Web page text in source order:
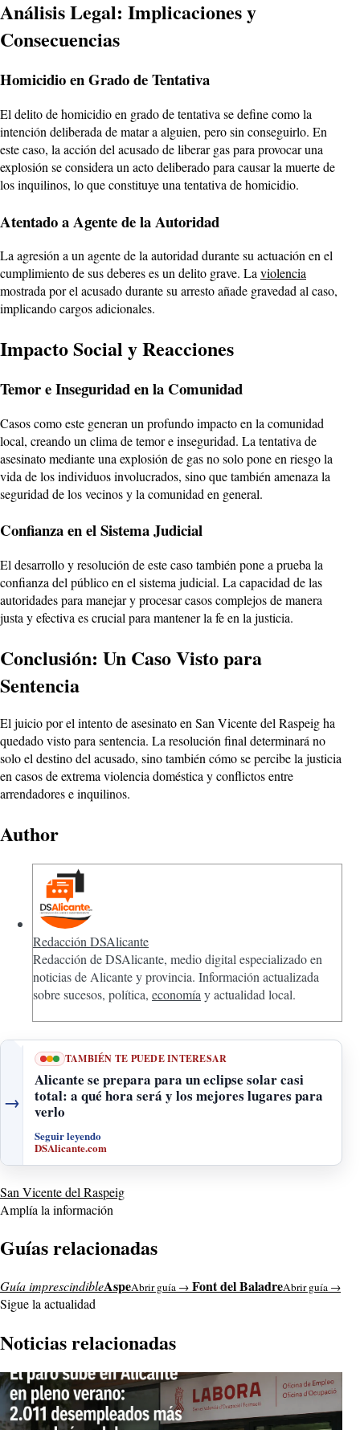
Análisis Legal: Implicaciones y
Consecuencias
Homicidio en Grado de Tentativa
El delito de homicidio en grado de tentativa se define como la
intención deliberada de matar a alguien, pero sin conseguirlo. En
este caso, la acción del acusado de liberar gas para provocar una
explosión se considera un acto deliberado para causar la muerte de
los inquilinos, lo que constituye una tentativa de homicidio.
Atentado a Agente de la Autoridad
La agresión a un agente de la autoridad durante su actuación en el
cumplimiento de sus deberes es un delito grave. Laviolencia
mostrada por el acusado durante su arresto añade gravedad al caso,
implicando cargos adicionales.
Impacto Social y Reacciones
Temor e Inseguridad en la Comunidad
Casos como este generan un profundo impacto en la comunidad
local, creando un clima de temor e inseguridad. La tentativa de
asesinato mediante una explosión de gas no solo pone en riesgo la
vida de los individuos involucrados, sino que también amenaza la
seguridad de los vecinos y la comunidad en general.
Confianza en el Sistema Judicial
El desarrollo y resolución de este caso también pone a prueba la
confianza del público en el sistema judicial. La capacidad de las
autoridades para manejar y procesar casos complejos de manera
justa y efectiva es crucial para mantener la fe en la justicia.
Conclusión: Un Caso Visto para
Sentencia
El juicio por el intento de asesinato en San Vicente del Raspeig ha
quedado visto para sentencia. La resolución final determinará no
solo el destino del acusado, sino también cómo se percibe la justicia
en casos de extrema violencia doméstica y conflictos entre
arrendadores e inquilinos.
Author
Redacción DSAlicante
Redacción de DSAlicante, medio digital especializado en
noticias de Alicante y provincia. Información actualizada
sobre sucesos, política, economía y actualidad local.
→
TAMBIÉN TE PUEDE INTERESAR
Alicante se prepara para un eclipse solar casi
total: a qué hora será y los mejores lugares para
verlo
Seguir leyendo
DSAlicante.com
San Vicente del Raspeig
Amplía la información
Guías relacionadas
Guía imprescindibleAspeAbrir guía → Font del BaladreAbrir guía →
Sigue la actualidad
Noticias relacionadas